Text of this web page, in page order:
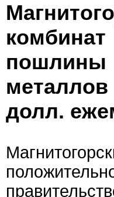
долл.